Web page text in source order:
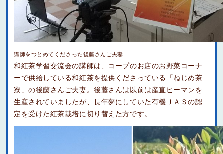
講師をつとめてくださった後藤さんご夫妻
和紅茶学習交流会の講師は、コープのお店のお野菜コーナ
ーで供給している和紅茶を提供くださっている「ねじめ茶
寮」の後藤さんご夫妻。後藤さんは以前は産直ピーマンを
生産されていましたが、長年夢にしていた有機ＪＡＳの認
定を受けた紅茶栽培に切り替えた方です。